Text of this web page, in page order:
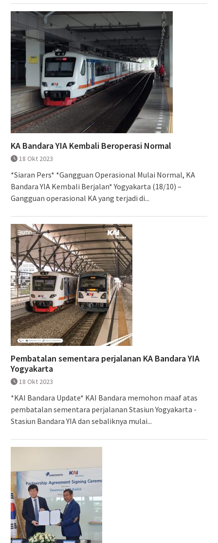
KA Bandara YIA Kembali Beroperasi Normal
18 Okt 2023
*Siaran Pers* *Gangguan Operasional Mulai Normal, KA
Bandara YIA Kembali Berjalan* Yogyakarta (18/10) –
Gangguan operasional KA yang terjadi di...
Pembatalan sementara perjalanan KA Bandara YIA
Yogyakarta
18 Okt 2023
*KAI Bandara Update* KAI Bandara memohon maaf atas
pembatalan sementara perjalanan Stasiun Yogyakarta -
Stasiun Bandara YIA dan sebaliknya mulai...